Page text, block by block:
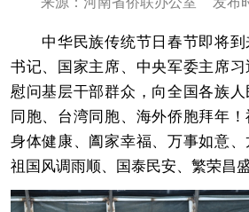
中华民族传统节日春节即将到
书记、国家主席、中央军委主席
慰问基层干部群众，向全国各族
同胞、台湾同胞、海外侨胞拜年
身体健康、阖家幸福、万事如意
祖国风调雨顺、国泰民安、繁荣昌